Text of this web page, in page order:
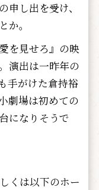
し出を受け、
。
を見せろ』の映
演出は一昨年の
手がけた倉持裕
劇場は初めての
になりそうで
くは以下のホー